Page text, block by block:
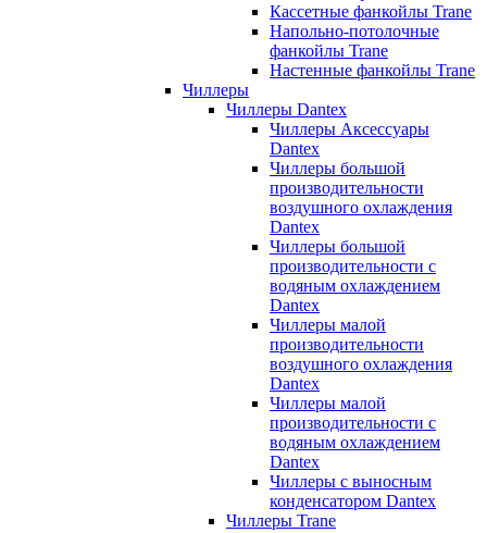
Кассетные фанкойлы Trane
Напольно-потолочные
фанкойлы Trane
Настенные фанкойлы Trane
Чиллеры
Чиллеры Dantex
Чиллеры Аксессуары
Dantex
Чиллеры большой
производительности
воздушного охлаждения
Dantex
Чиллеры большой
производительности с
водяным охлаждением
Dantex
Чиллеры малой
производительности
воздушного охлаждения
Dantex
Чиллеры малой
производительности с
водяным охлаждением
Dantex
Чиллеры с выносным
конденсатором Dantex
Чиллеры Trane